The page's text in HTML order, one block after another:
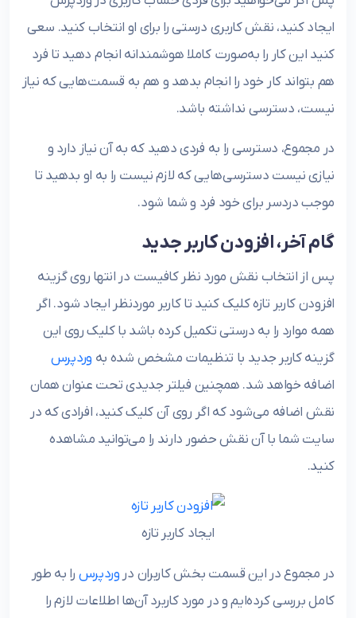
ایجاد کنید، نقش کاربری درستی را برای او انتخاب کنید. سعی
کنید این کار را به‌صورت کاملا هوشمندانه انجام دهید تا فرد
هم بتواند کار خود را انجام بدهد و هم به قسمت‌هایی که نیاز
نیست، دسترسی نداشته باشد.
در مجموع، دسترسی را به فردی دهید که به آن نیاز دارد و
نیازی نیست دسترسی‌هایی که لازم نیست را به او بدهید تا
موجب دردسر برای خود فرد و شما شود.
گام آخر، افزودن کاربر جدید
پس از انتخاب نقش مورد نظر کافیست در انتها روی گزینه
افزودن کاربر تازه کلیک کنید تا کاربر موردنظر ایجاد شود. اگر
همه موارد را به درستی تکمیل کرده باشد با کلیک روی این
گزینه کاربر جدید با تنظیمات مشخص شده به وردپرس
اضافه خواهد شد. همچنین فیلتر جدیدی تحت عنوان همان
نقش اضافه می‌شود که اگر روی آن کلیک کنید، افرادی که در
سایت شما با آن نقش حضور دارند را می‌توانید مشاهده
کنید.
ایجاد کاربر تازه
در مجموع در این قسمت بخش کاربران در وردپرس را به طور
کامل بررسی کرده‌ایم و در مورد کاربرد آن‌ها اطلاعات لازم را